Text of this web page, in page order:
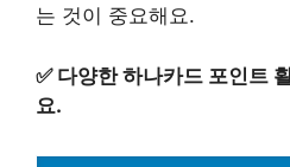
는 것이 중요해요.
✅ 다양한 하나카드 포인트
요.